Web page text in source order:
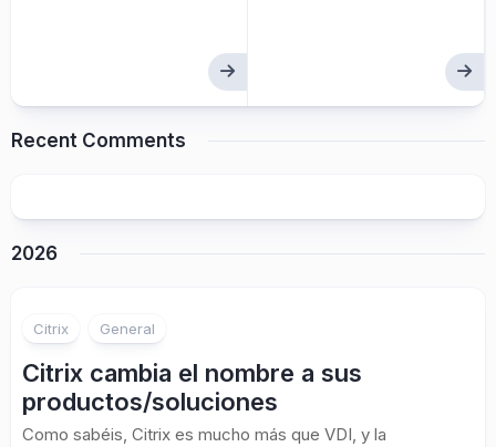
Recent Comments
2026
Citrix General
Citrix cambia el nombre a sus
productos/soluciones
Como sabéis, Citrix es mucho más que VDI, y la